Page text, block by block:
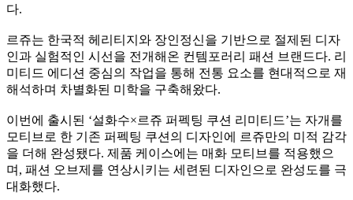
다.
르쥬는 한국적 헤리티지와 장인정신을 기반으로 절제된 디자
인과 실험적인 시선을 전개해온 컨템포러리 패션 브랜드다. 리
미티드 에디션 중심의 작업을 통해 전통 요소를 현대적으로 재
해석하며 차별화된 미학을 구축해왔다.
이번에 출시된 ‘설화수×르쥬 퍼펙팅 쿠션 리미티드’는 자개를
모티브로 한 기존 퍼펙팅 쿠션의 디자인에 르쥬만의 미적 감각
을 더해 완성됐다. 제품 케이스에는 매화 모티브를 적용했으
며, 패션 오브제를 연상시키는 세련된 디자인으로 완성도를 극
대화했다.